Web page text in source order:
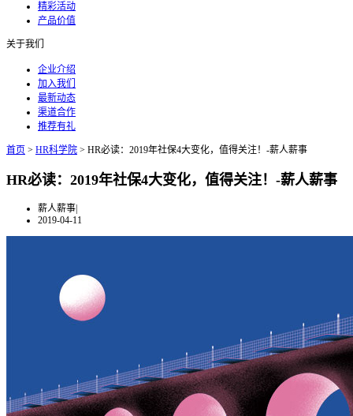
精彩活动
产品价值
关于我们
企业介绍
加入我们
最新动态
渠道合作
推荐有礼
首页 > HR科学院 > HR必读：2019年社保4大变化，值得关注！-薪人薪事
HR必读：2019年社保4大变化，值得关注！-薪人薪事
薪人薪事|
2019-04-11